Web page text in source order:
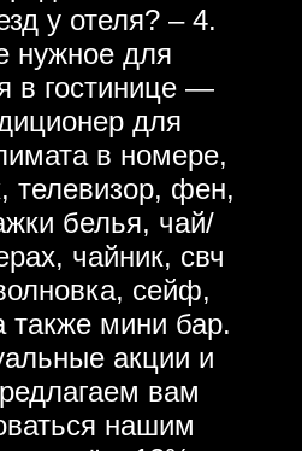
у отеля? – 4.
нужное для
в гостинице —
для
в номере,
телевизор, фен,
белья, чай/
чайник, свч
сейф,
также мини бар.
акции и
вам
нашим